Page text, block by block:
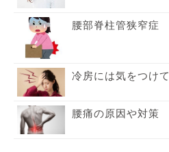
腰部脊柱管狭窄症
冷房には気をつけて
腰痛の原因や対策